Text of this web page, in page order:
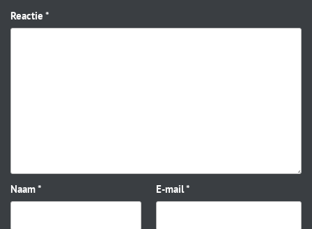
Reactie *
Naam* E-mail*